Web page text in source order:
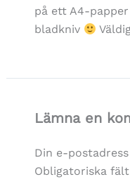
på ett A4-
bladkniv
Lämna en
Din e-
Obligatoriska